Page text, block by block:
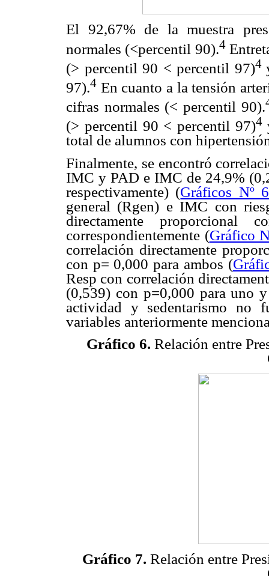
El 92,67% de la muestra
normales (<percentil 90).4
(> percentil 90 < percentil 97)4
97).4 En cuanto a la tensión
cifras normales (< percentil 90).
(> percentil 90 < percentil 97)4
total de alumnos con
Finalmente, se encontró
IMC y PAD e IMC de 24,9%
respectivamente) (Gráficos Nº 6
general (Rgen) e IMC con
directamente
correspondientemente (Gráfico
correlación directamente
con p= 0,000 para ambos (
Resp con correlación
(0,539) con p=0,000 para uno
actividad y sedentarismo no
variables anteriormente
Gráfico 6. Relación entre
Gráfico 7. Relación entre